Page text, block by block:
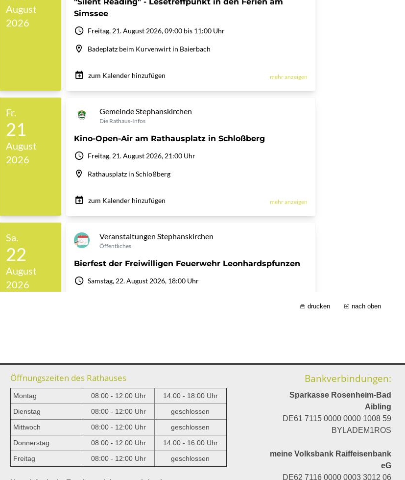
drucken nach oben
Öffnungszeiten des Rathauses
Montag 08:00 - 12:00 Uhr
14:00 - 18:00 Uhr
Dienstag
08:00 - 12:00 Uhr
geschlossen
Mittwoch
08:00 - 12:00 Uhr
geschlossen
Donnerstag
08:00 - 12:00 Uhr
14:00 - 16:00 Uhr
Freitag
08:00 - 12:00 Uhr geschlossen
Bankverbindungen:
Sparkasse Rosenheim-Bad
Aibling
DE61 7115 0000 0000 1008 59
BYLADEM1ROS
meine Volksbank Raiffeisenbank
eG
DE62 7116 0000 0003 3012 06